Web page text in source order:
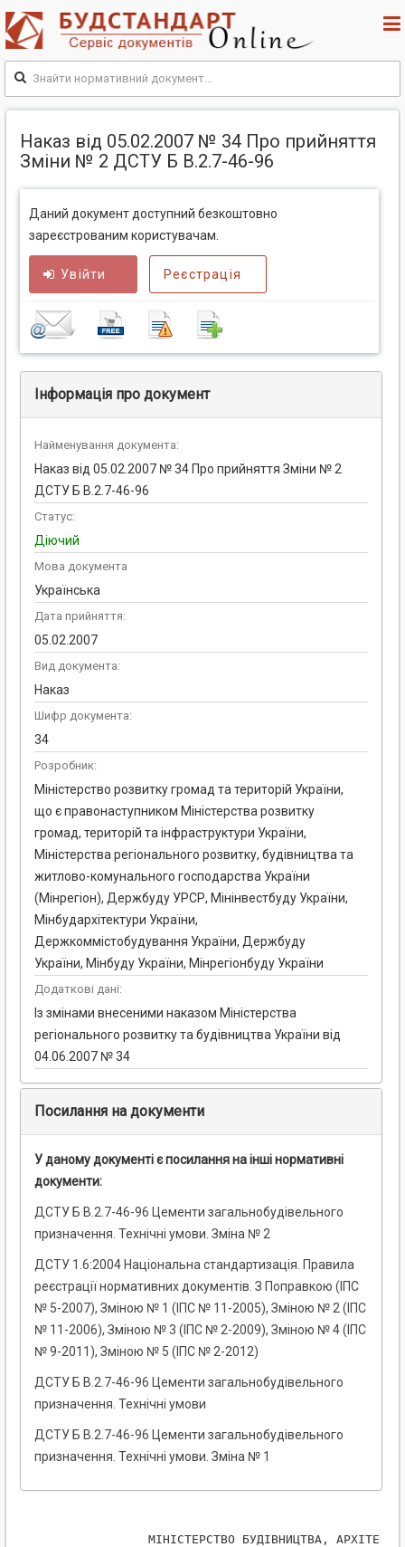
Наказ від 05.02.2007 № 34 Про прийняття
Зміни № 2 ДСТУ Б В.2.7-46-96
Даний документ доступний безкоштовно
зареєстрованим користувачам.
Увійти Реєстрація
Інформація про документ
Найменування документа:
Наказ від 05.02.2007 № 34 Про прийняття Зміни № 2
ДСТУ Б В.2.7-46-96
Статус:
Діючий
Мова документа
Українська
Дата прийняття:
05.02.2007
Вид документа:
Наказ
Шифр документа:
34
Розробник:
Міністерство розвитку громад та територій України,
що є правонаступником Міністерства розвитку
громад, територій та інфраструктури України,
Міністерства регіонального розвитку, будівництва та
житлово-комунального господарства України
(Мінрегіон), Держбуду УРСР, Мінінвестбуду України,
Мінбудархітектури України,
Держкоммістобудування України, Держбуду
України, Мінбуду України, Мінрегіонбуду України
Додаткові дані:
Із змінами внесеними наказом Міністерства
регіонального розвитку та будівництва України від
04.06.2007 № 34
Посилання на документи
У даному документі є посилання на інші нормативні
документи:
ДСТУ Б В.2.7-46-96 Цементи загальнобудівельного
призначення. Технічні умови. Зміна № 2
ДСТУ 1.6:2004 Національна стандартизація. Правила
реєстрації нормативних документів. З Поправкою (ІПС
№ 5-2007), Зміною № 1 (ІПС № 11-2005), Зміною № 2 (ІПС
№ 11-2006), Зміною № 3 (ІПС № 2-2009), Зміною № 4 (ІПС
№ 9-2011), Зміною № 5 (ІПС № 2-2012)
ДСТУ Б В.2.7-46-96 Цементи загальнобудівельного
призначення. Технічні умови
ДСТУ Б В.2.7-46-96 Цементи загальнобудівельного
призначення. Технічні умови. Зміна № 1
МIНIСТЕРСТВО БУДIВНИЦТВА,